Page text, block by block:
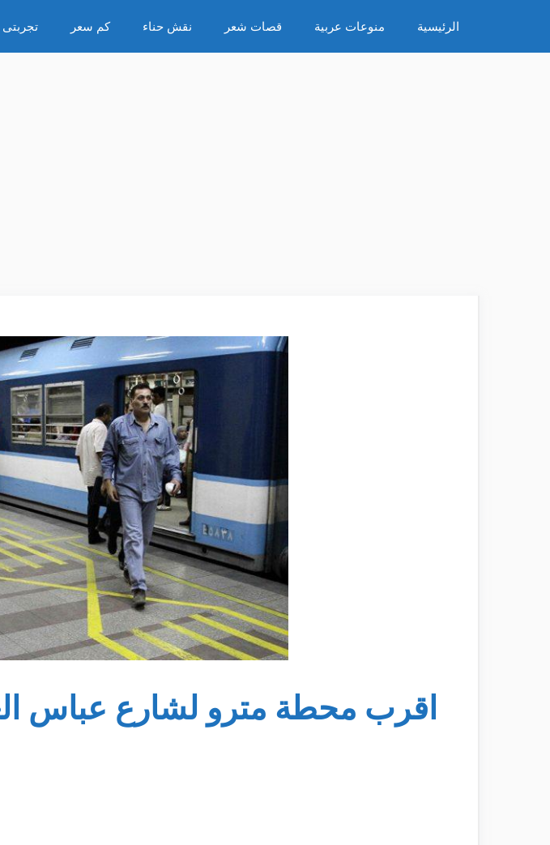
المحتوى
الرئيسية منوعات عربية قصات شعر نقش حناء كم سعر تجربتى
اقرب محطة مترو لشارع عباس